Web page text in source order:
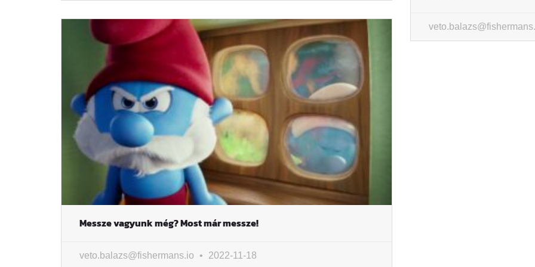
Messze vagyunk még? Most már messze!
veto.balazs@fishermans.io 2022-11-18